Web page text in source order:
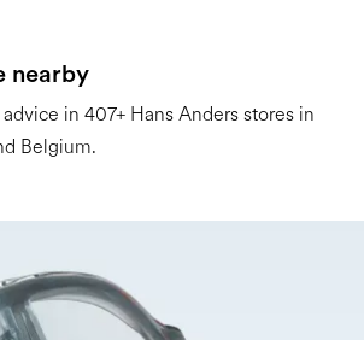
nearby
in 407+ Hans Anders stores in
Belgium.